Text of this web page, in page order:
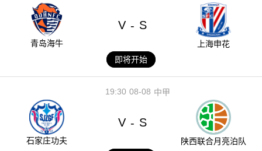
青岛海牛
V - S
上海申花
即将开始
08-08
19:30 中甲
石家庄功夫
V - S
陕西联合月亮泊队